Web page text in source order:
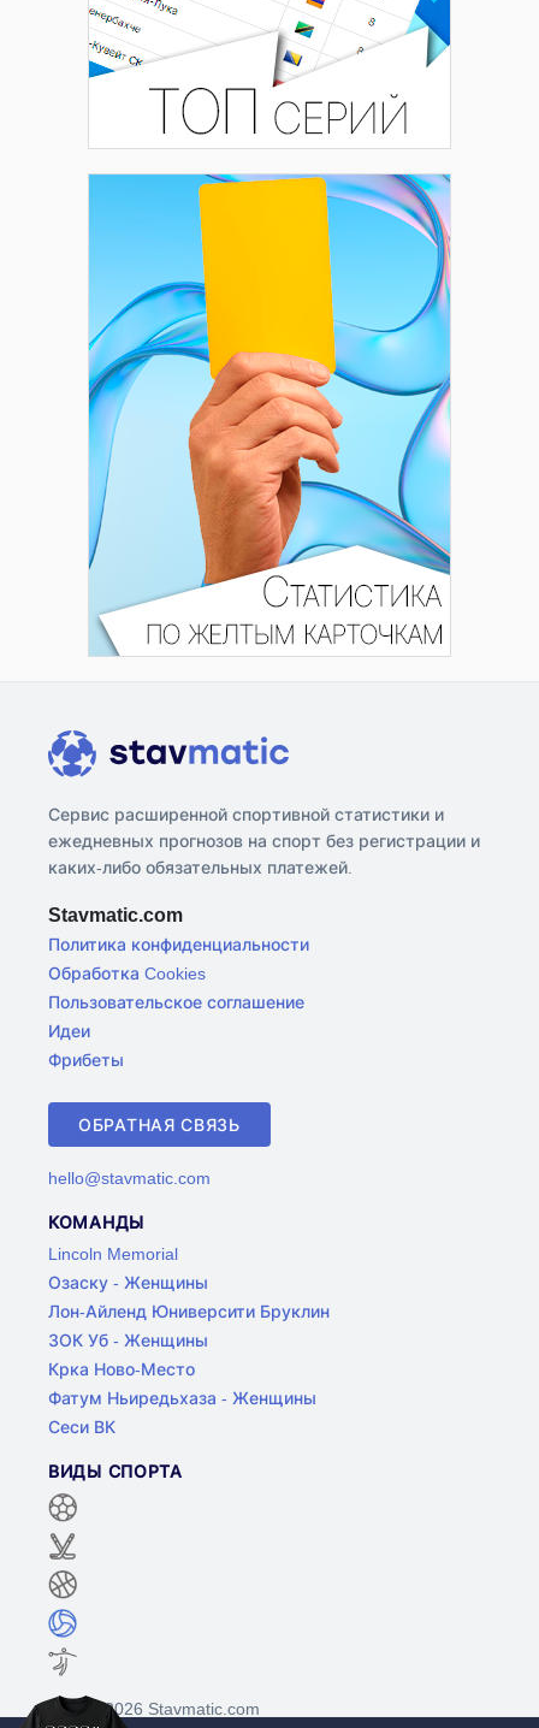
Сервис расширенной спортивной статистики и
ежедневных прогнозов на спорт без регистрации и
каких-либо обязательных платежей.
Stavmatic.com
Политика конфиденциальности
Обработка Cookies
Пользовательское соглашение
Идеи
Фрибеты
ОБРАТНАЯ СВЯЗЬ
hello@stavmatic.com
КОМАНДЫ
Lincoln Memorial
Озаску - Женщины
Лон-Айленд Юниверсити Бруклин
ЗОК Уб - Женщины
Крка Ново-Место
Фатум Ньиредьхаза - Женщины
Сеси ВК
ВИДЫ СПОРТА
©2017-2026 Stavmatic.com